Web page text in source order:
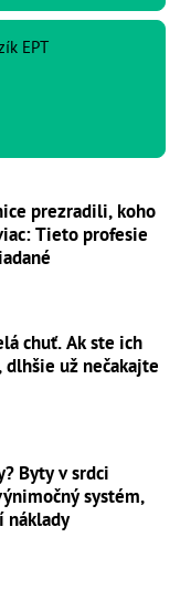
EPT
prezradili, koho
Tieto profesie
chuť. Ak ste ich
už nečakajte
Byty v srdci
systém,
náklady